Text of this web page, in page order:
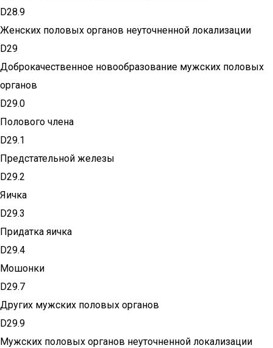
D28.9
Женских половых органов неуточненной локализации
D29
Доброкачественное новообразование мужских половых
органов
D29.0
Полового члена
D29.1
Предстательной железы
D29.2
Яичка
D29.3
Придатка яичка
D29.4
Мошонки
D29.7
Других мужских половых органов
D29.9
Мужских половых органов неуточненной локализации